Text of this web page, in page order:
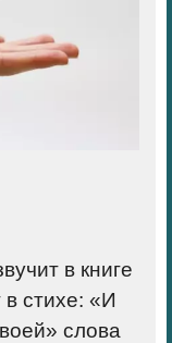
в книге
стихе: «И
слова